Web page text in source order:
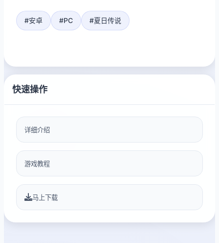
#安卓 #PC #夏日传说
快速操作
详细介绍
游戏教程
马上下载